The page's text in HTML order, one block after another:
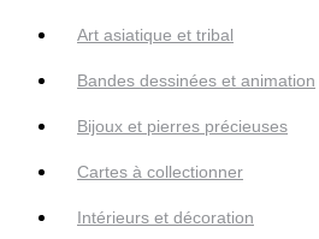
Art asiatique et tribal
Bandes dessinées et animation
Bijoux et pierres précieuses
Cartes à collectionner
Intérieurs et décoration